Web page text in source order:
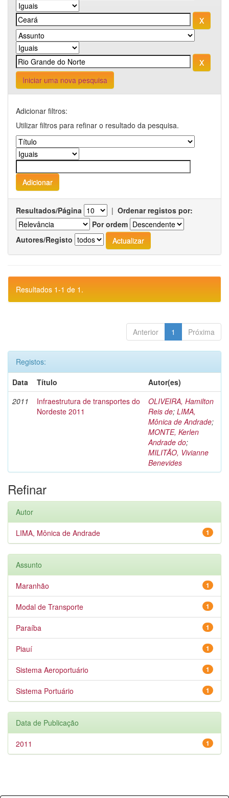
Iniciar uma nova pesquisa
Adicionar filtros:
Utilizar filtros para refinar o resultado da pesquisa.
Resultados/Página | Ordenar registos por:
Por ordem
Autores/Registo
Resultados 1-1 de 1.
Anterior 1 Próxima
Registos:
Data
Título
Autor(es)
2011
Infraestrutura de transportes do
Nordeste 2011
OLIVEIRA, Hamilton
Reis de; LIMA,
Mônica de Andrade;
MONTE, Kerlen
Andrade do;
MILITÃO, Vivianne
Benevides
Refinar
Autor
1
LIMA, Mônica de Andrade
Assunto
1
Maranhão
1
Modal de Transporte
1
Paraíba
1
Piauí
1
Sistema Aeroportuário
1
Sistema Portuário
Data de Publicação
1
2011